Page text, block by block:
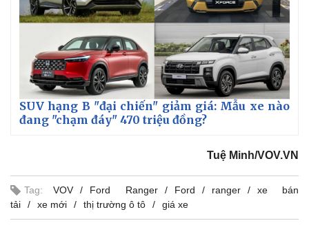
SUV hạng B "đại chiến" giảm giá: Mẫu xe nào
đang "chạm đáy" 470 triệu đồng?
Tuệ Minh/VOV.VN
Tag: VOV Ford Ranger Ford ranger
xe bán
tải
xe mới thị trường ô tô giá xe